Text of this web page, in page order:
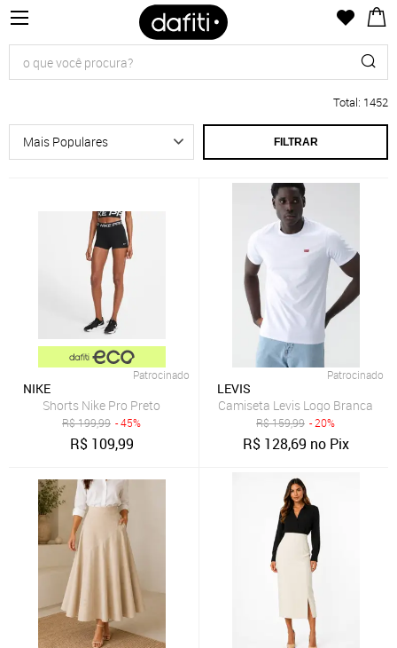
Total: 1452
FILTRAR
Patrocinado
NIKE
Shorts Nike Pro Preto
R$199,99 - 45%
R$ 109,99
Patrocinado
LEVIS
Camiseta Levis Logo Branca
R$159,99 - 20%
R$ 128,69 no Pix